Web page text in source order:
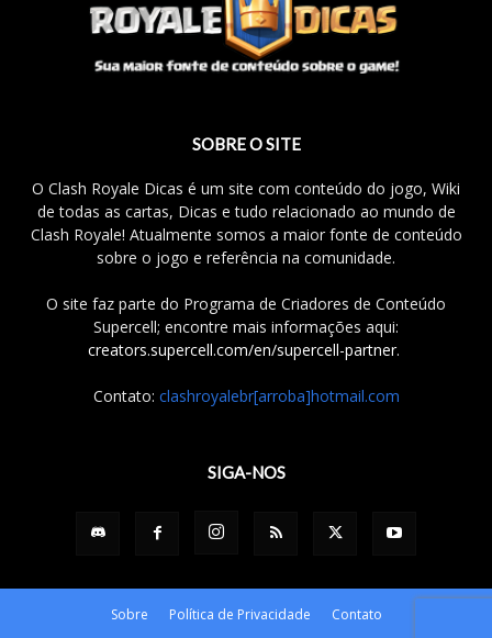
SOBRE O SITE
O Clash Royale Dicas é um site com conteúdo do jogo, Wiki
de todas as cartas, Dicas e tudo relacionado ao mundo de
Clash Royale! Atualmente somos a maior fonte de conteúdo
sobre o jogo e referência na comunidade.
O site faz parte do Programa de Criadores de Conteúdo
Supercell; encontre mais informações aqui:
creators.supercell.com/en/supercell-partner.
Contato: clashroyalebr[arroba]hotmail.com
SIGA-NOS
Sobre Política de Privacidade Contato